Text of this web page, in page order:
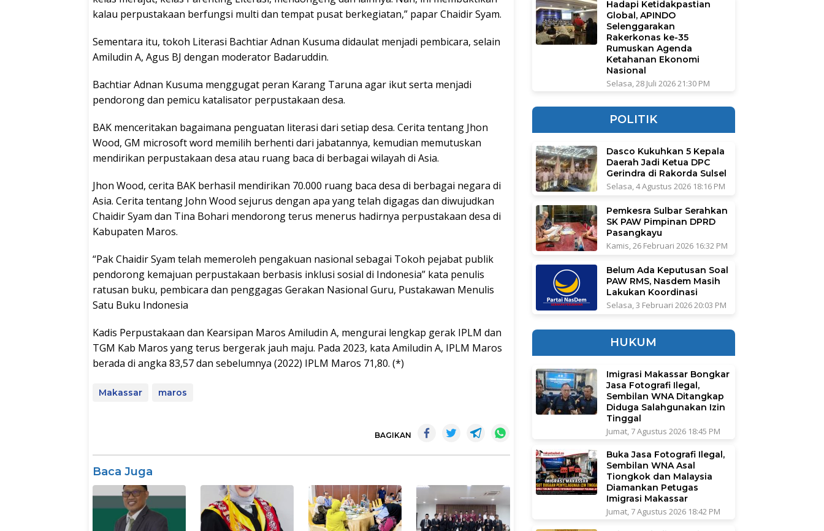
kalau perpustakaan berfungsi multi dan tempat pusat berkegiatan,” papar Chaidir Syam.
Sementara itu, tokoh Literasi Bachtiar Adnan Kusuma didaulat menjadi pembicara, selain
Amiludin A, Agus BJ dengan moderator Badaruddin.
Bachtiar Adnan Kusuma menggugat peran Karang Taruna agar ikut serta menjadi
pendorong dan pemicu katalisator perpustakaan desa.
BAK menceritakan bagaimana penguatan literasi dari setiap desa. Cerita tentang Jhon
Wood, GM microsoft word memilih berhenti dari jabatannya, kemudian memutuskan
mendirikan perpustakaan desa atau ruang baca di berbagai wilayah di Asia.
Jhon Wood, cerita BAK berhasil mendirikan 70.000 ruang baca desa di berbagai negara di
Asia. Cerita tentang John Wood sejurus dengan apa yang telah digagas dan diwujudkan
Chaidir Syam dan Tina Bohari mendorong terus menerus hadirnya perpustakaan desa di
Kabupaten Maros.
“Pak Chaidir Syam telah memeroleh pengakuan nasional sebagai Tokoh pejabat publik
pendorong kemajuan perpustakaan berbasis inklusi sosial di Indonesia” kata penulis
ratusan buku, pembicara dan penggagas Gerakan Nasional Guru, Pustakawan Menulis
Satu Buku Indonesia
Kadis Perpustakaan dan Kearsipan Maros Amiludin A, mengurai lengkap gerak IPLM dan
TGM Kab Maros yang terus bergerak jauh maju. Pada 2023, kata Amiludin A, IPLM Maros
berada di angka 83,57 dan sebelumnya (2022) IPLM Maros 71,80. (*)
Makassar maros
BAGIKAN
Baca Juga
Hadapi Ketidakpastian
Global, APINDO
Selenggarakan
Rakerkonas ke-35
Rumuskan Agenda
Ketahanan Ekonomi
Nasional
Selasa, 28 Juli 2026 21:30 PM
POLITIK
Dasco Kukuhkan 5 Kepala
Daerah Jadi Ketua DPC
Gerindra di Rakorda Sulsel
Selasa, 4 Agustus 2026 18:16 PM
Pemkesra Sulbar Serahkan
SK PAW Pimpinan DPRD
Pasangkayu
Kamis, 26 Februari 2026 16:32 PM
Belum Ada Keputusan Soal
PAW RMS, Nasdem Masih
Lakukan Koordinasi
Selasa, 3 Februari 2026 20:03 PM
HUKUM
Imigrasi Makassar Bongkar
Jasa Fotografi Ilegal,
Sembilan WNA Ditangkap
Diduga Salahgunakan Izin
Tinggal
Jumat, 7 Agustus 2026 18:45 PM
Buka Jasa Fotografi Ilegal,
Sembilan WNA Asal
Tiongkok dan Malaysia
Diamankan Petugas
Imigrasi Makassar
Jumat, 7 Agustus 2026 18:42 PM